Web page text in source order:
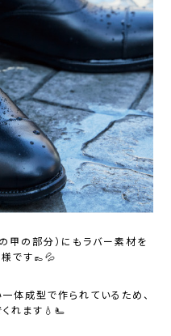
甲の部分）にもラバー素材を
です👞💦
体成型で作られているため、
れます💧🫷